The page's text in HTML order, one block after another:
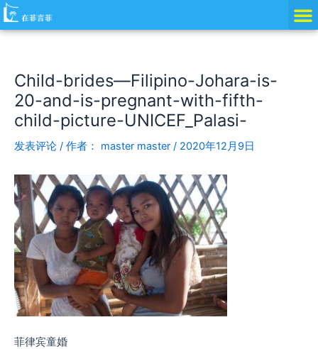
跳
至
Child-brides—Filipino-Johara-is-
20-and-is-pregnant-with-fifth-
child-picture-UNICEF_Palasi-
发表评论 / 作者： master master / 2020年12月9日
菲律宾童婚
Post
navigation